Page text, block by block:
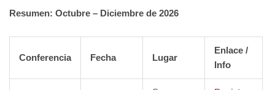
Resumen: Octubre – Diciembre de 2026
Conferencia Fecha Lugar
Enlace /
Info